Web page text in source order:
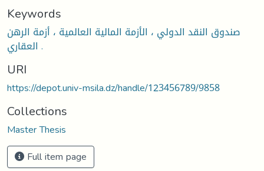
Keywords
صندوق النقد الدولي ، الأزمة المالیة العالمیة ، أزمة الرهن
العقاري .
URI
https://depot.univ-msila.dz/handle/123456789/9858
Collections
Master Thesis
Full item page